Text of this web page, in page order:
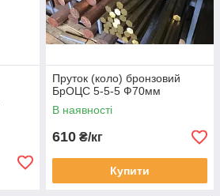
Пруток (коло) бронзовий
БрОЦС 5-5-5 Ф70мм
В наявності
610 ₴/кг
Купити